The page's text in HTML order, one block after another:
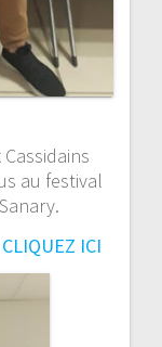
au festival
CLIQUEZ ICI